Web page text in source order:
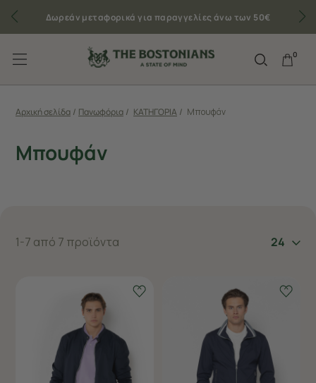
Δωρεάν μεταφορικά για παραγγελίες άνω των 50€
0
Αρχική σελίδα / Πανωφόρια / ΚΑΤΗΓΟΡΙΑ / Μπουφάν
Μπουφάν
1-7 από 7 προϊόντα 24